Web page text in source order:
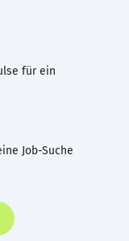
für ein
Job-Suche